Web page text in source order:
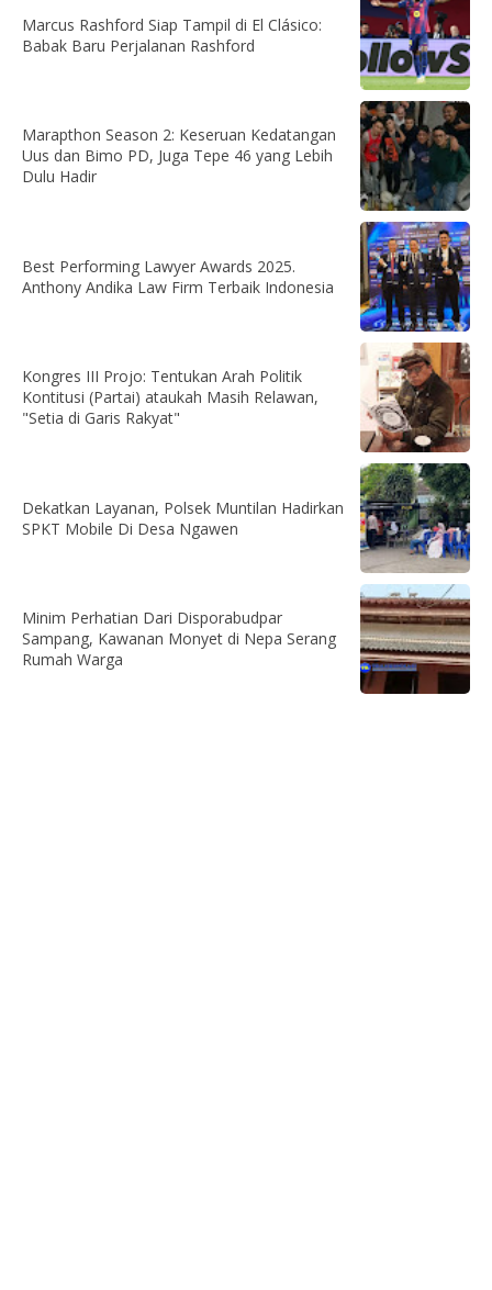
Marcus Rashford Siap Tampil di El Clásico:
Babak Baru Perjalanan Rashford
Marapthon Season 2: Keseruan Kedatangan
Uus dan Bimo PD, Juga Tepe 46 yang Lebih
Dulu Hadir
Best Performing Lawyer Awards 2025.
Anthony Andika Law Firm Terbaik Indonesia
Kongres III Projo: Tentukan Arah Politik
Kontitusi (Partai) ataukah Masih Relawan,
"Setia di Garis Rakyat"
Dekatkan Layanan, Polsek Muntilan Hadirkan
SPKT Mobile Di Desa Ngawen
Minim Perhatian Dari Disporabudpar
Sampang, Kawanan Monyet di Nepa Serang
Rumah Warga